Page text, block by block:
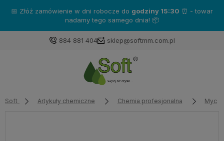
📅 Złóż zamówienie w dni robocze do godziny 15:30 ⏰ - towar
nadamy tego samego dnia! 📦
884 881 404 sklep@softmm.com.pl
Soft Artykuły chemiczne Chemia profesjonalna